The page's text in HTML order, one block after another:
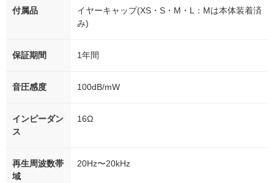
付属品
イヤーキャップ(XS・S・M・L：Mは本体装着済
み)
保証期間 1年間
音圧感度 100dB/mW
インピーダン
ス
16Ω
再生周波数帯
域
20Hz〜20kHz